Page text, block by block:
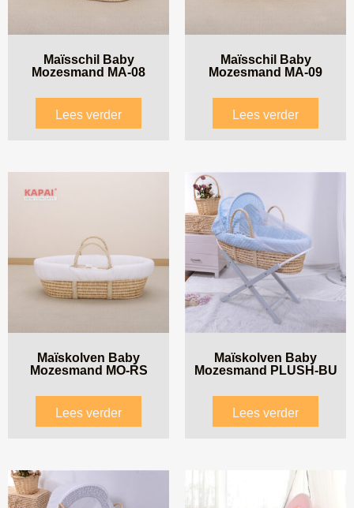
Maïsschil Baby
Mozesmand MA-08
Lees verder
Maïsschil Baby
Mozesmand MA-09
Lees verder
Maïskolven Baby
Mozesmand MO-RS
Lees verder
Maïskolven Baby
Mozesmand PLUSH-BU
Lees verder